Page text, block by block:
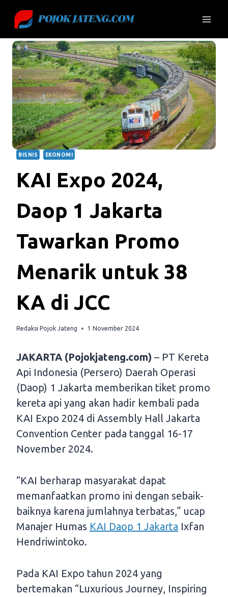
content
BISNIS EKONOMI
KAI Expo 2024,
Daop 1 Jakarta
Tawarkan Promo
Menarik untuk 38
KA di JCC
Redaksi Pojok Jateng 1 November 2024
JAKARTA (Pojokjateng.com) – PT Kereta
Api Indonesia (Persero) Daerah Operasi
(Daop) 1 Jakarta memberikan tiket promo
kereta api yang akan hadir kembali pada
KAI Expo 2024 di Assembly Hall Jakarta
Convention Center pada tanggal 16-17
November 2024.
“KAI berharap masyarakat dapat
memanfaatkan promo ini dengan sebaik-
baiknya karena jumlahnya terbatas,” ucap
Manajer Humas KAI Daop 1 Jakarta Ixfan
Hendriwintoko.
Pada KAI Expo tahun 2024 yang
bertemakan “Luxurious Journey, Inspiring